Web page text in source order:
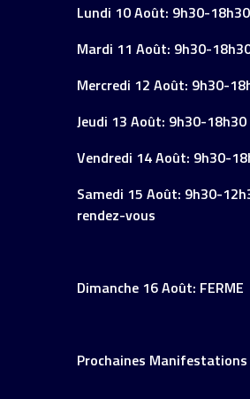
Lundi 10 Août: 9h30-18h30
Mardi 11 Août: 9h30-
Mercredi 12 Août: 9h30-
Jeudi 13 Août: 9h30-18h30
Vendredi 14 Août: 9h30-
Samedi 15 Août: 9h30-
rendez-vous
Dimanche 16 Août: FERME
Prochaines Manifestations